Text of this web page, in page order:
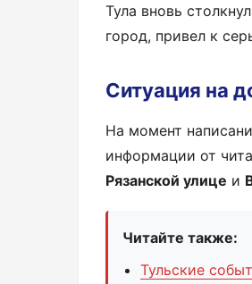
Тула вновь
город, привел к
Ситуация на
На момент
информации от
Рязанской улице и
Читайте также:
Тульские